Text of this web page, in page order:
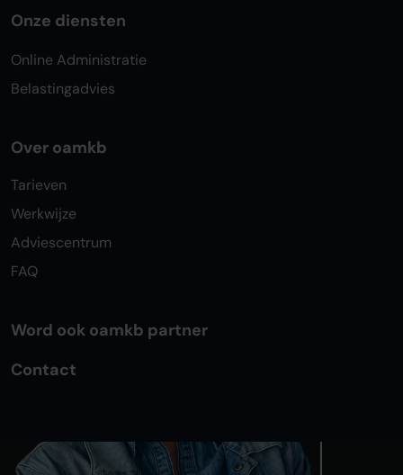
Onze diensten
Online Administratie
Belastingadvies
Over oamkb
Tarieven
Werkwijze
Adviescentrum
FAQ
Word ook oamkb partner
Contact
Algemene voorwaarden